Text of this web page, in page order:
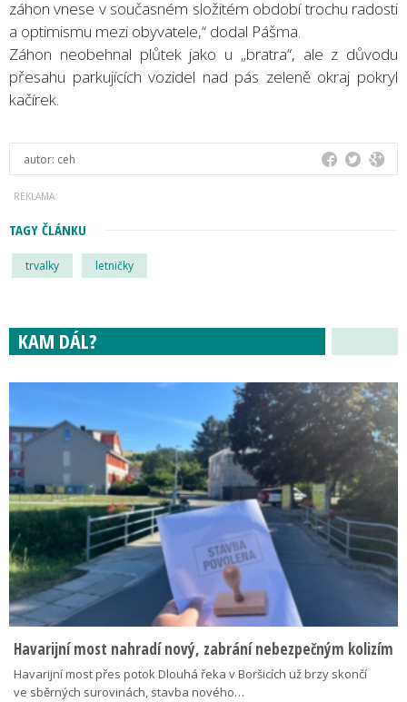
záhon vnese v současném složitém období trochu radosti
a optimismu mezi obyvatele,“ dodal Pášma.
Záhon neobehnal plůtek jako u „bratra“, ale z důvodu
přesahu parkujících vozidel nad pás zeleně okraj pokryl
kačírek.
autor: ceh
TAGY ČLÁNKU
trvalky letničky
KAM DÁL?
Havarijní most nahradí nový, zabrání nebezpečným kolizím
Havarijní most přes potok Dlouhá řeka v Boršicích už brzy skončí
ve sběrných surovinách, stavba nového…